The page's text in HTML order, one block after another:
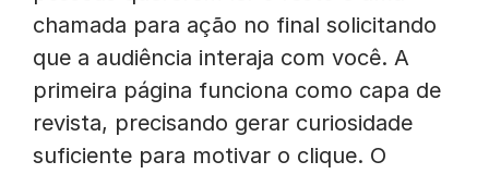
chamada para ação no final solicitando
que a audiência interaja com você. A
primeira página funciona como capa de
revista, precisando gerar curiosidade
suficiente para motivar o clique. O